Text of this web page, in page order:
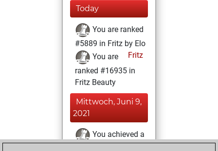
Today
You are ranked
#5889 in Fritz by Elo
Fritz
You are
ranked #16935 in
Fritz Beauty
Mittwoch, Juni 9,
2021
You achieved a